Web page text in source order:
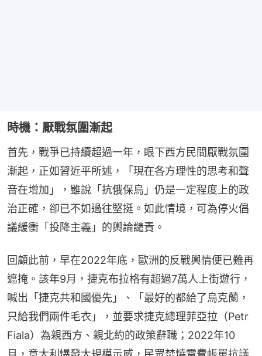
時機：厭戰氛圍漸起
首先，戰爭已持續超過一年，眼下西方民間厭戰氛圍
漸起，正如習近平所述，「現在各方理性的思考和聲
音在增加」，雖說「抗俄保烏」仍是一定程度上的政
治正確，卻已不如過往堅挺。如此情境，可為停火倡
議緩衝「投降主義」的輿論譴責。
回顧此前，早在2022年底，歐洲的反戰輿情便已難再
遮掩。該年9月，捷克布拉格有超過7萬人上街遊行，
喊出「捷克共和國優先」、「最好的都給了烏克蘭，
只給我們兩件毛衣」，並要求捷克總理菲亞拉（Petr
Fiala）為親西方、親北約的政策辭職；2022年10